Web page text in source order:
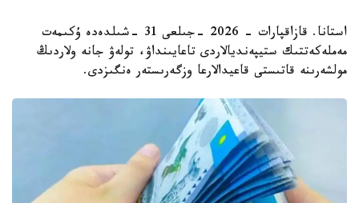
استانا. قازاقپارات - 2026 -جىلعى 31 -شىلدەدە ۇكىمەت
مەملەكەتتىك ستيپەنديالاردى تاعايىنداۋ، تولەۋ جانە ولاردىڭ
مولشەرىنە قاتىستى قاعيدالارعا وزگەرىستەر ەنگىزدى.